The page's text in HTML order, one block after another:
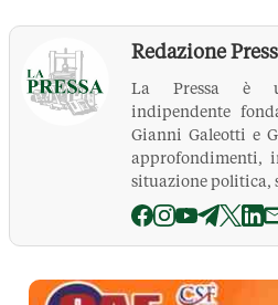
Redazione
La Pressa è
indipendente
Gianni Galeotti e
approfondimenti,
situazione politica,
La Pressa